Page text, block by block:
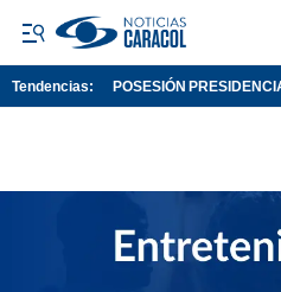
Tendencias: POSESIÓN